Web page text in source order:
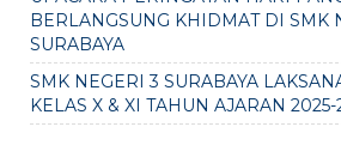
BERLANGSUNG KHIDMAT DI SMK
SURABAYA
SMK NEGERI 3 SURABAYA
KELAS X & XI TAHUN AJARAN